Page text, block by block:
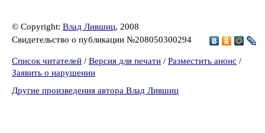
© Copyright: Влад Лившиц, 2008
Свидетельство о публикации №208050300294
Список читателей / Версия для печати / Разместить анонс /
Заявить о нарушении
Другие произведения автора Влад Лившиц